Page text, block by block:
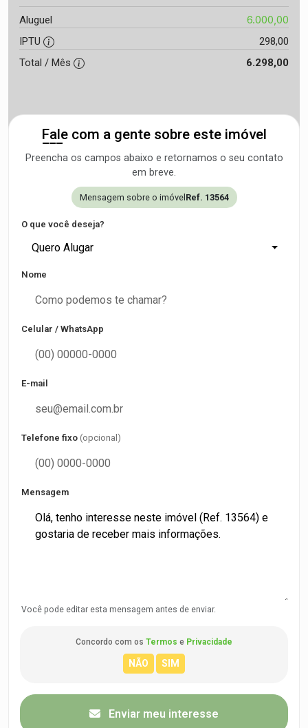
Aluguel 6.000,00
IPTU
298,00
Total / Mês
6.298,00
Fale com a gente sobre este imóvel
Preencha os campos abaixo e retornamos o seu contato
em breve.
Mensagem sobre o imóvelRef. 13564
O que você deseja?
Quero Alugar
Nome
Celular / WhatsApp
E-mail
Telefone fixo (opcional)
Mensagem
Você pode editar esta mensagem antes de enviar.
Concordo com os Termos e Privacidade
Enviar meu interesse